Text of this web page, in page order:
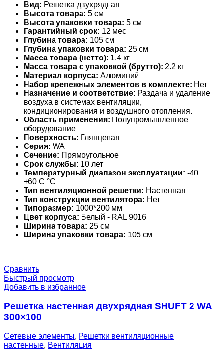
Вид: Решетка двухрядная
Высота товара: 5 см
Высота упаковки товара: 5 см
Гарантийный срок: 12 мес
Глубина товара: 105 см
Глубина упаковки товара: 25 см
Масса товара (нетто): 1.4 кг
Масса товара с упаковкой (брутто): 2.2 кг
Материал корпуса: Алюминий
Набор крепежных элементов в комплекте: Нет
Назначение и соответствие: Раздача и удаление
воздуха в системах вентиляции,
кондиционирования и воздушного отопления.
Область применения: Полупромышленное
оборудование
Поверхность: Глянцевая
Серия: WA
Сечение: Прямоугольное
Срок службы: 10 лет
Температурный диапазон эксплуатации: -40…
+60 С °С
Тип вентиляционной решетки: Настенная
Тип конструкции вентилятора: Нет
Типоразмер: 1000*200 мм
Цвет корпуса: Белый - RAL 9016
Ширина товара: 25 см
Ширина упаковки товара: 105 см
Сравнить
Быстрый просмотр
Добавить в избранное
Решетка настенная двухрядная SHUFT 2 WA
300×100
Сетевые элементы, Решетки вентиляционные
настенные, Вентиляция